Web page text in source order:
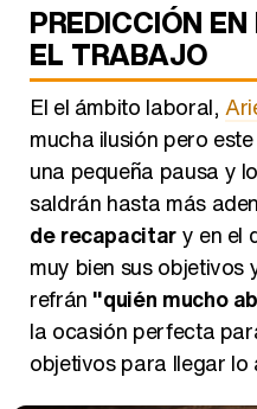
PREDICCIÓN
EL TRABAJO
El el ámbito laboral,
mucha ilusión pero
una pequeña pausa y
saldrán hasta más
de recapacitary en el
muy bien sus objetivos
refrán "quién mucho
la ocasión perfecta
objetivos para llegar lo